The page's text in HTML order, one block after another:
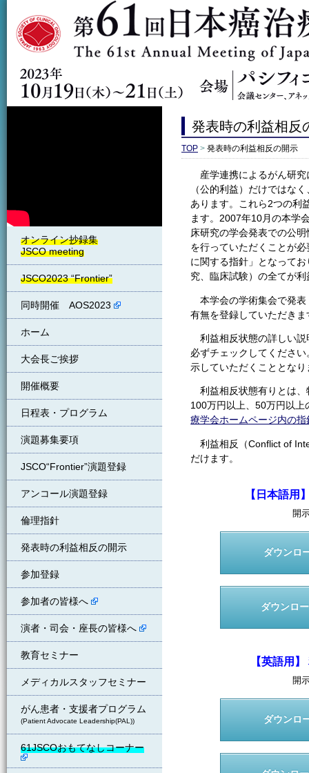
発表時の利益相反
TOP > 発表時の利益相反の開示
産学連携によるがん研究
（公的利益）だけではな
あります。これら2つの利
ます。2007年10月の本学
床研究の学会発表での公
を行っていただくことが
に関する指針」となって
究、臨床試験）の全てが
本学会の学術集会で発表
有無を登録していただき
利益相反状態の詳しい説
必ずチェックしてくださ
示していただくこととなり
利益相反状態有りとは、
100万円以上、50万円以
療学会ホームページ内の
利益相反（Conflict of
だけます。
【日本語
開
ダウンロ
ダウンロ
【英語用
開
ダウンロ
JSCO2023 “Frontier”
同時開催 AOS2023
ホーム
大会長ご挨拶
開催概要
日程表・プログラム
演題募集要項
JSCO“Frontier”演題登録
アンコール演題登録
倫理指針
発表時の利益相反の開示
参加登録
参加者の皆様へ
演者・司会・座長の皆様へ
教育セミナー
メディカルスタッフセミナー
がん患者・支援者プログラム
(Patient Advocate Leadership(PAL))
61JSCOおもてなしコーナー